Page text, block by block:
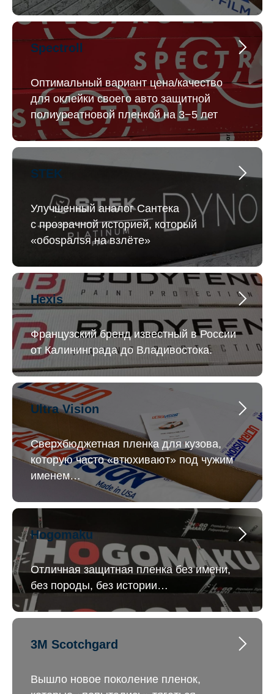
Spectroll
Оптимальный вариант цена/качество
для оклейки своего авто защитной
полиуреатновой пленкой на 3−5 лет
STEK
Улучшенный аналог Сантека
с прозрачной историей, который
«обоsралsя на взлёте»
Hexis
Французский бренд известный в России
от Калининграда до Владивостока.
Ultra Vision
Сверхбюджетная пленка для кузова,
которую часто «втюхивают» под чужим
именем…
Hogomaku
Отличная защитная пленка без имени,
без породы, без истории…
3M Scotchgard
Вышло новое поколение пленок,